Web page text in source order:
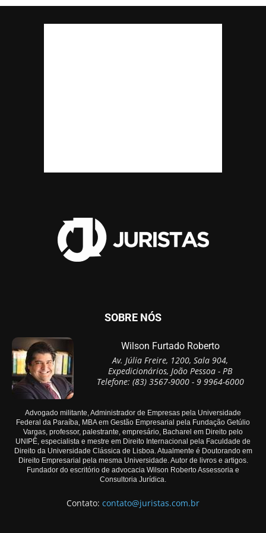
SOBRE NÓS
Wilson Furtado Roberto
Av. Júlia Freire, 1200, Sala 904,
Expedicionários, João Pessoa - PB
Telefone: (83) 3567-9000 - 9 9964-6000
Advogado militante, Administrador de Empresas pela Universidade
Federal da Paraíba, MBA em Gestão Empresarial pela Fundação Getúlio
Vargas, professor, palestrante, empresário, Bacharel em Direito pelo
UNIPÊ, especialista e mestre em Direito Internacional pela Faculdade de
Direito da Universidade Clássica de Lisboa. Atualmente é Doutorando em
Direito Empresarial pela mesma Universidade. Autor de livros e artigos.
Fundador do escritório de advocacia Wilson Roberto Assessoria e
Consultoria Jurídica.
Contato: contato@juristas.com.br